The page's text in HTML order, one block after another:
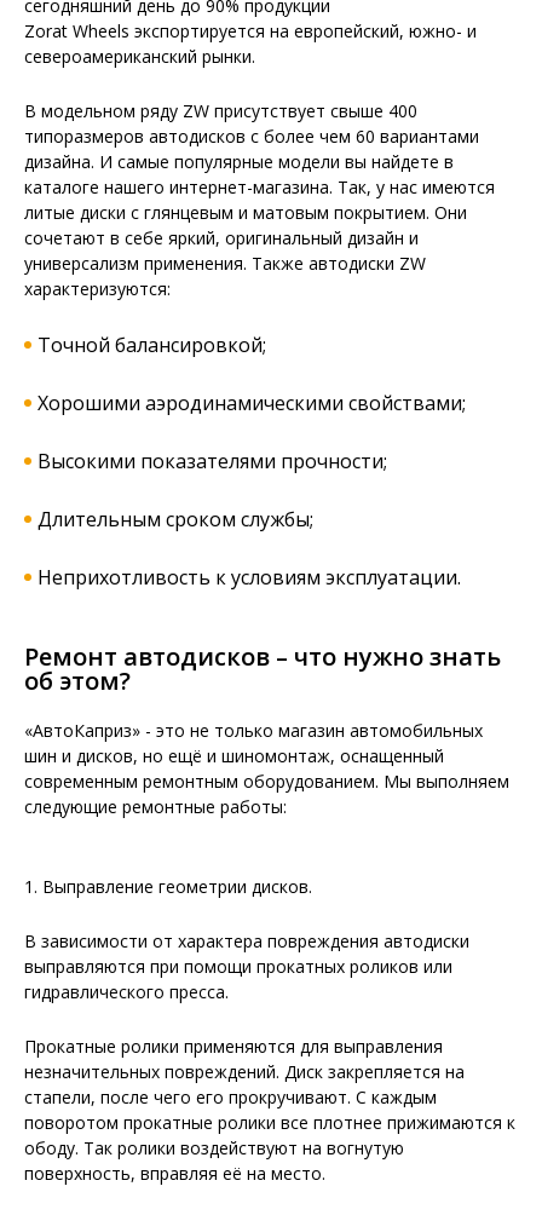
сегодняшний день до 90% продукции
Zorat Wheels экспортируется на европейский, южно- и
североамериканский рынки.
В модельном ряду ZW присутствует свыше 400
типоразмеров автодисков с более чем 60 вариантами
дизайна. И самые популярные модели вы найдете в
каталоге нашего интернет-магазина. Так, у нас имеются
литые диски с глянцевым и матовым покрытием. Они
сочетают в себе яркий, оригинальный дизайн и
универсализм применения. Также автодиски ZW
характеризуются:
Точной балансировкой;
Хорошими аэродинамическими свойствами;
Высокими показателями прочности;
Длительным сроком службы;
Неприхотливость к условиям эксплуатации.
Ремонт автодисков – что нужно знать
об этом?
«АвтоКаприз» - это не только магазин автомобильных
шин и дисков, но ещё и шиномонтаж, оснащенный
современным ремонтным оборудованием. Мы выполняем
следующие ремонтные работы:
1. Выправление геометрии дисков.
В зависимости от характера повреждения автодиски
выправляются при помощи прокатных роликов или
гидравлического пресса.
Прокатные ролики применяются для выправления
незначительных повреждений. Диск закрепляется на
стапели, после чего его прокручивают. С каждым
поворотом прокатные ролики все плотнее прижимаются к
ободу. Так ролики воздействуют на вогнутую
поверхность, вправляя её на место.